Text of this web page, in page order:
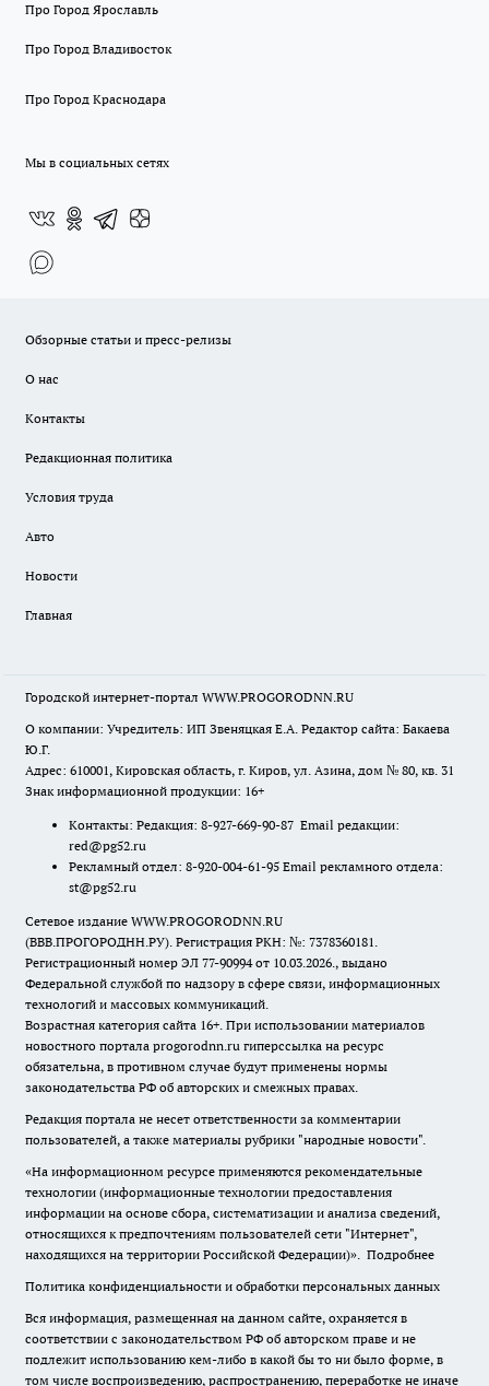
Про Город Ярославль
Про Город Владивосток
Про Город Краснодара
Мы в социальных сетях
Обзорные статьи и пресс-релизы
О нас
Контакты
Редакционная политика
Условия труда
Авто
Новости
Главная
Городской интернет-портал WWW.PROGORODNN.RU
О компании: Учредитель: ИП Звеняцкая Е.А. Редактор сайта: Бакаева
Ю.Г.
Адрес: 610001, Кировская область, г. Киров, ул. Азина, дом № 80, кв. 31
Знак информационной продукции: 16+
Контакты: Редакция: 8-927-669-90-87 Email редакции:
red@pg52.ru
Рекламный отдел: 8-920-004-61-95 Email рекламного отдела:
st@pg52.ru
Сетевое издание WWW.PROGORODNN.RU
(ВВВ.ПРОГОРОДНН.РУ). Регистрация РКН: №: 7378360181.
Регистрационный номер ЭЛ 77-90994 от 10.03.2026., выдано
Федеральной службой по надзору в сфере связи, информационных
технологий и массовых коммуникаций.
Возрастная категория сайта 16+. При использовании материалов
новостного портала progorodnn.ru гиперссылка на ресурс
обязательна, в противном случае будут применены нормы
законодательства РФ об авторских и смежных правах.
Редакция портала не несет ответственности за комментарии
пользователей, а также материалы рубрики "народные новости".
«На информационном ресурсе применяются рекомендательные
технологии (информационные технологии предоставления
информации на основе сбора, систематизации и анализа сведений,
относящихся к предпочтениям пользователей сети "Интернет",
находящихся на территории Российской Федерации)». Подробнее
Политика конфиденциальности и обработки персональных данных
Вся информация, размещенная на данном сайте, охраняется в
соответствии с законодательством РФ об авторском праве и не
подлежит использованию кем-либо в какой бы то ни было форме, в
том числе воспроизведению, распространению, переработке не иначе